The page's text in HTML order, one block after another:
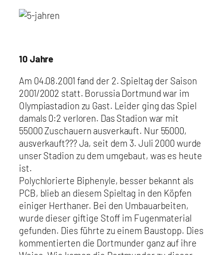
10 Jahre
Am 04.08.2001 fand der 2. Spieltag der Saison
2001/2002 statt. Borussia Dortmund war im
Olympiastadion zu Gast. Leider ging das Spiel
damals 0:2 verloren. Das Stadion war mit
55000 Zuschauern ausverkauft. Nur 55000,
ausverkauft??? Ja, seit dem 3. Juli 2000 wurde
unser Stadion zu dem umgebaut, was es heute
ist.
Polychlorierte Biphenyle, besser bekannt als
PCB, blieb an diesem Spieltag in den Köpfen
einiger Herthaner. Bei den Umbauarbeiten,
wurde dieser giftige Stoff im Fugenmaterial
gefunden. Dies führte zu einem Baustopp. Dies
kommentierten die Dortmunder ganz auf ihre